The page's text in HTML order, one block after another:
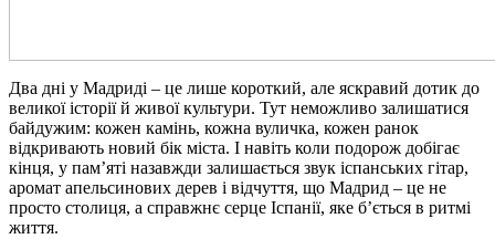
Два дні у Мадриді – це лише короткий, але яскравий дотик до
великої історії й живої культури. Тут неможливо залишатися
байдужим: кожен камінь, кожна вуличка, кожен ранок
відкривають новий бік міста. І навіть коли подорож добігає
кінця, у пам’яті назавжди залишається звук іспанських гітар,
аромат апельсинових дерев і відчуття, що Мадрид – це не
просто столиця, а справжнє серце Іспанії, яке б’ється в ритмі
життя.